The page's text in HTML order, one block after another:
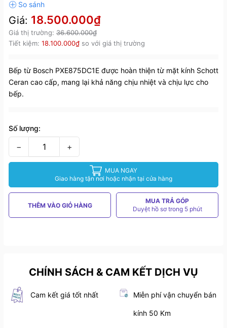
Giá: 18.500.000₫
Giá thị trường: 36.600.000₫
Tiết kiệm: 18.100.000₫ so với giá thị trường
Bếp từ Bosch PXE875DC1E được hoàn thiện từ mặt kính Schott
Ceran cao cấp, mang lại khả năng chịu nhiệt và chịu lực cho
bếp.
Số lượng:
− +
MUA NGAY
Giao hàng tận nơi hoặc nhận tại cửa hàng
THÊM VÀO GIỎ HÀNG
MUA TRẢ GÓP
Duyệt hồ sơ trong 5 phút
CHÍNH SÁCH & CAM KẾT DỊCH VỤ
Cam kết giá tốt nhất Miễn phí vận chuyển bán
kính 50 Km